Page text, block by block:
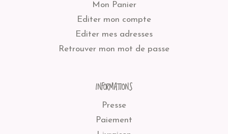
Mon Panier
Editer mon compte
Editer mes adresses
Retrouver mon mot de passe
INFORMATIONS
Presse
Paiement